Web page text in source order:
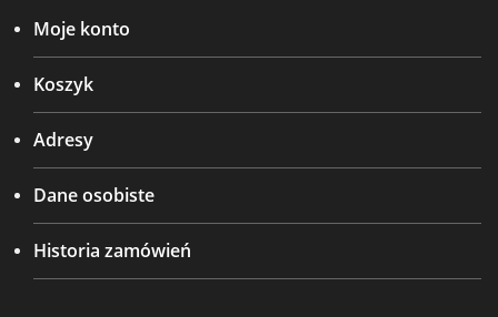
Moje konto
Koszyk
Adresy
Dane osobiste
Historia zamówień